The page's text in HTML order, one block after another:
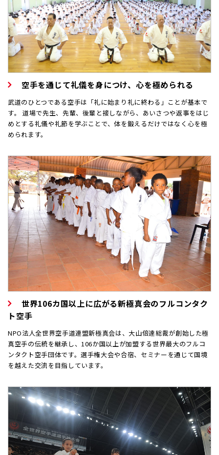
空手を通じて礼儀を身につけ、心を極められる
武道のひとつである空手は「礼に始まり礼に終わる」ことが基本で
す。 道場で先生、先輩、後輩と接しながら、あいさつや返事をはじ
めとする礼儀や礼節を学ぶことで、体を鍛えるだけではなく心を極
められます。
世界106カ国以上に広がる新極真会のフルコンタク
ト空手
NPO法人全世界空手道連盟新極真会は、大山倍達総裁が創始した極
真空手の伝統を継承し、106か国以上が加盟する世界最大のフルコ
ンタクト空手団体です。選手権大会や合宿、セミナーを通じて国境
を越えた交流を目指しています。